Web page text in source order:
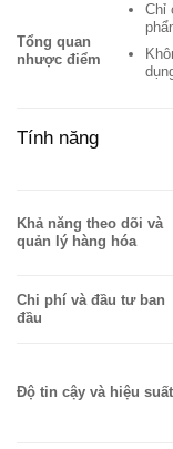
Tổng quan
nhược điểm
Chỉ
Tính năng
Khả năng theo dõi và
quản lý hàng hóa
Chi phí và đầu tư ban
đầu
Độ tin cậy và hiệu suất